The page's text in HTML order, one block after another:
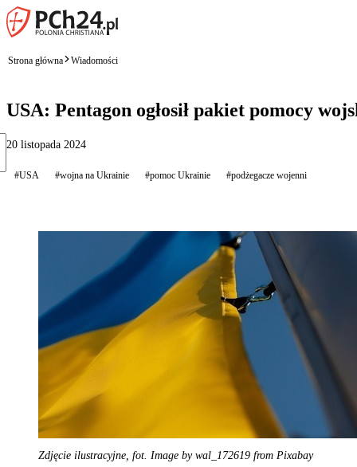
Strona główna Wiadomości
USA: Pentagon ogłosił pakiet pomocy
20 listopada 2024
#USA #wojna na Ukrainie #pomoc Ukrainie #podżegacze wojenni
Zdjęcie ilustracyjne, fot. Image by wal_172619 from Pixabay